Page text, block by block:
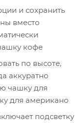
и сохранить
вместо
кофе
по высоте,
аккуратно
чашку для
для американо
подсветку